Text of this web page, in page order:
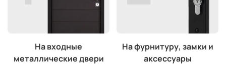
На входные
металлические двери
На фурнитуру, замки и
аксессуары